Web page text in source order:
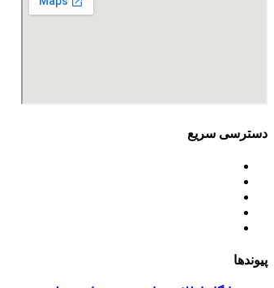
دسترسی سریع
پیوندها